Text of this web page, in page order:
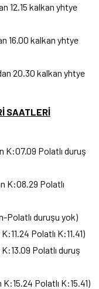
12.15 kalkan yhtye
16.00 kalkan yhtye
20.30 kalkan yhtye
SAATLERİ
K:07.09 Polatlı duruş
K:08.29 Polatlı
Polatlı duruşu yok)
Polatlı K:11.41)
Polatlı duruş
Polatlı K:15.41)